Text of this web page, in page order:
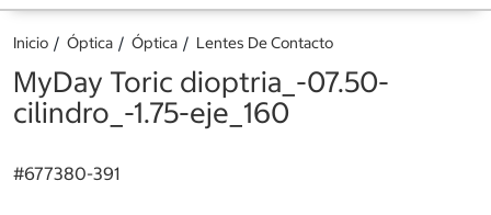
Inicio Óptica Óptica Lentes De Contacto
MyDay Toric dioptria_-07.50-
cilindro_-1.75-eje_160
#677380-391